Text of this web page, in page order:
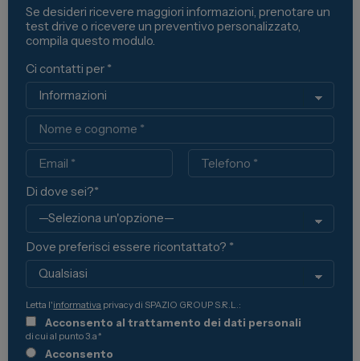
Se desideri ricevere maggiori informazioni, prenotare un
test drive o ricevere un preventivo personalizzato,
compila questo modulo.
Ci contatti per *
Nome
Email Telefono
Di dove sei?*
Dove preferisci essere ricontattato? *
Letta l'informativa privacy di SPAZIO GROUP S.R.L.:
Acconsento al trattamento dei dati personali
di cui al punto 3.a*
Acconsento